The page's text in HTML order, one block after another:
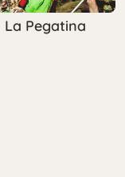
La Pegatina